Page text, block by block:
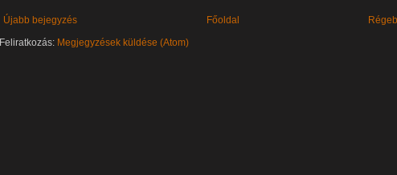
Újabb bejegyzés
Főoldal
Feliratkozás: Megjegyzések küldése (Atom)